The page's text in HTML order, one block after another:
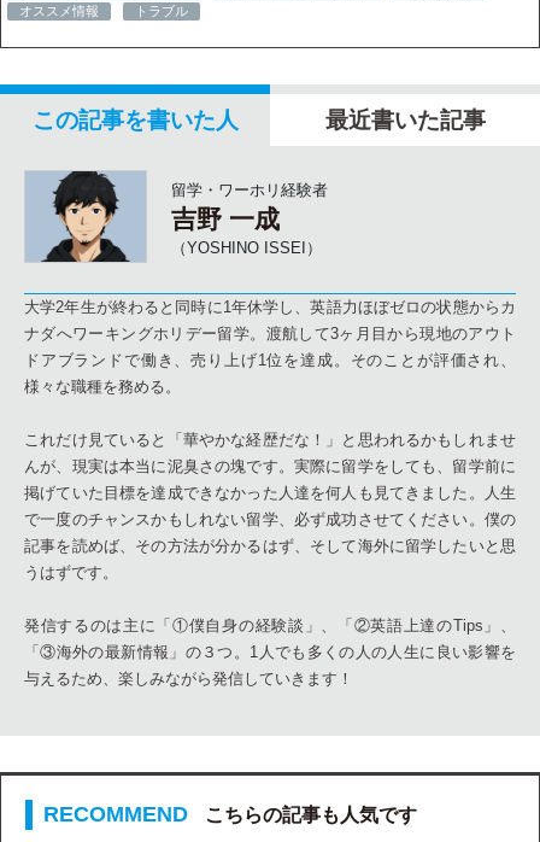
オススメ情報
トラブル
この記事を書いた人 最近書いた記事
留学・ワーホリ経験者
吉野 一成
（YOSHINO ISSEI）
大学2年生が終わると同時に1年休学し、英語力ほぼゼロの状態からカ
ナダへワーキングホリデー留学。渡航して3ヶ月目から現地のアウト
ドアブランドで働き、売り上げ1位を達成。そのことが評価され、
様々な職種を務める。
これだけ見ていると「華やかな経歴だな！」と思われるかもしれませ
んが、現実は本当に泥臭さの塊です。実際に留学をしても、留学前に
掲げていた目標を達成できなかった人達を何人も見てきました。人生
で一度のチャンスかもしれない留学、必ず成功させてください。僕の
記事を読めば、その方法が分かるはず、そして海外に留学したいと思
うはずです。
発信するのは主に「①僕自身の経験談」、「②英語上達のTips」、
「③海外の最新情報」の３つ。1人でも多くの人の人生に良い影響を
与えるため、楽しみながら発信していきます！
こちらの記事も人気です